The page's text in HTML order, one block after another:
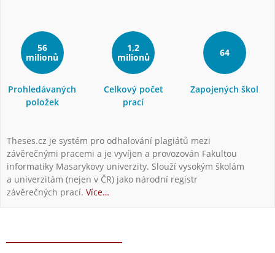
56
milionů
Prohledávaných
položek
1,2
milionů
Celkový počet
prací
64
Zapojených škol
Theses.cz je systém pro odhalování plagiátů mezi
závěrečnými pracemi a je vyvíjen a provozován Fakultou
informatiky Masarykovy univerzity. Slouží vysokým školám
a univerzitám (nejen v ČR) jako národní registr
závěrečných prací. Více…